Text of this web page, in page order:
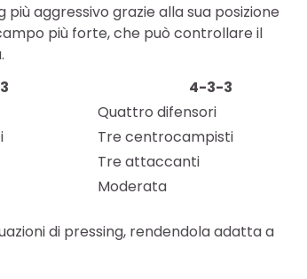
aggressivo grazie alla sua posizione
più forte, che può controllare il
4-3-3
Quattro difensori
Tre centrocampisti
Tre attaccanti
Moderata
di pressing, rendendola adatta a